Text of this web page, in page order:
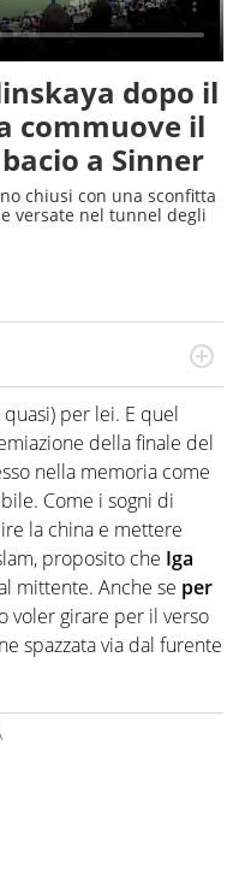
dopo il
commuove il
a Sinner
chiusi con una sconfitta
versate nel tunnel degli
a tutto campo, è il
a chiedergli di boxe, di
ne farà innamorare
per lei. E quel
della finale del
nella memoria come
Come i sogni di
la china e mettere
proposito che Iga
mittente. Anche se per
voler girare per il verso
spazzata via dal furente